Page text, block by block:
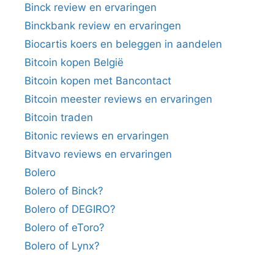
Binck review en ervaringen
Binckbank review en ervaringen
Biocartis koers en beleggen in aandelen
Bitcoin kopen België
Bitcoin kopen met Bancontact
Bitcoin meester reviews en ervaringen
Bitcoin traden
Bitonic reviews en ervaringen
Bitvavo reviews en ervaringen
Bolero
Bolero of Binck?
Bolero of DEGIRO?
Bolero of eToro?
Bolero of Lynx?